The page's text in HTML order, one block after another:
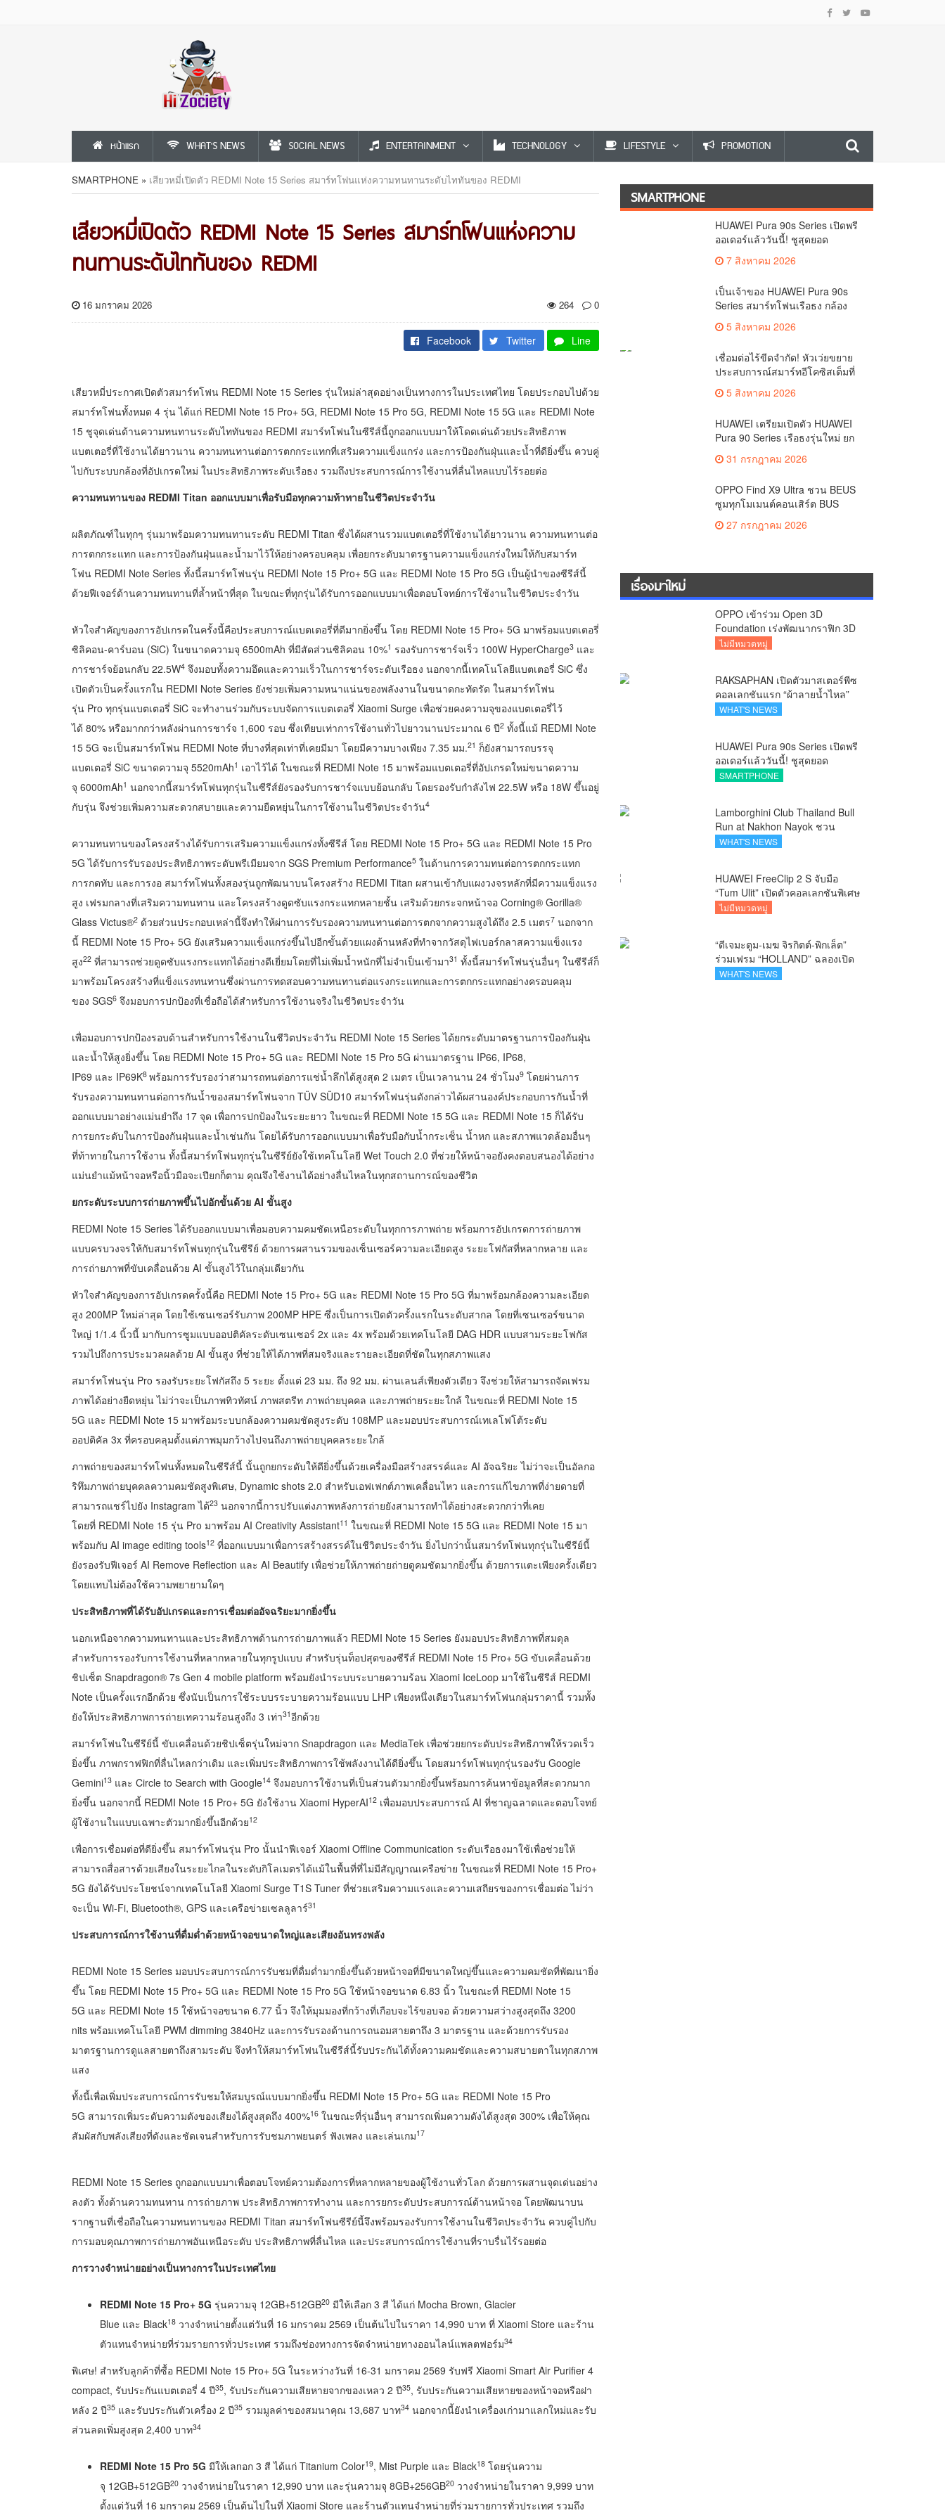
หน้าแรก WHAT'S NEWS SOCIAL NEWS ENTERTAINMENT TECHNOLOGY LIFESTYLE PROMOTION
SMARTPHONE » เสียวหมี่เปิดตัว REDMI Note 15 Series สมาร์ทโฟนแห่งความทนทานระดับไททันของ REDMI
เสียวหมี่เปิดตัว REDMI Note 15 Series สมาร์ทโฟนแห่งความ
ทนทานระดับไททันของ REDMI
16 มกราคม 2026 264 0
Facebook Twitter Line
เสียวหมี่ประกาศเปิดตัวสมาร์ทโฟน REDMI Note 15 Series รุ่นใหม่ล่าสุดอย่างเป็นทางการในประเทศไทย โดยประกอบไปด้วย
สมาร์ทโฟนทั้งหมด 4 รุ่น ได้แก่ REDMI Note 15 Pro+ 5G, REDMI Note 15 Pro 5G, REDMI Note 15 5G และ REDMI Note
15 ชูจุดเด่นด้านความทนทานระดับไททันของ REDMI สมาร์ทโฟนในซีรีส์นี้ถูกออกแบบมาให้โดดเด่นด้วยประสิทธิภาพ
แบตเตอรี่ที่ใช้งานได้ยาวนาน ความทนทานต่อการตกกระแทกที่เสริมความแข็งแกร่ง และการป้องกันฝุ่นและน้ำที่ดียิ่งขึ้น ควบคู่
ไปกับระบบกล้องที่อัปเกรดใหม่ ในประสิทธิภาพระดับเรือธง รวมถึงประสบการณ์การใช้งานที่ลื่นไหลแบบไร้รอยต่อ
ความทนทานของ REDMI Titan ออกแบบมาเพื่อรับมือทุกความท้าทายในชีวิตประจำวัน
ผลิตภัณฑ์ในทุกๆ รุ่นมาพร้อมความทนทานระดับ REDMI Titan ซึ่งได้ผสานรวมแบตเตอรี่ที่ใช้งานได้ยาวนาน ความทนทานต่อ
การตกกระแทก และการป้องกันฝุ่นและน้ำมาไว้ให้อย่างครอบคลุม เพื่อยกระดับมาตรฐานความแข็งแกร่งใหม่ให้กับสมาร์ท
โฟน REDMI Note Series ทั้งนี้สมาร์ทโฟนรุ่น REDMI Note 15 Pro+ 5G และ REDMI Note 15 Pro 5G เป็นผู้นำของซีรีส์นี้
ด้วยฟีเจอร์ด้านความทนทานที่ล้ำหน้าที่สุด ในขณะที่ทุกรุ่นได้รับการออกแบบมาเพื่อตอบโจทย์การใช้งานในชีวิตประจำวัน
หัวใจสำคัญของการอัปเกรดในครั้งนี้คือประสบการณ์แบตเตอรี่ที่ดีมากยิ่งขึ้น โดย REDMI Note 15 Pro+ 5G มาพร้อมแบตเตอรี่
ซิลิคอน-คาร์บอน (SiC) ในขนาดความจุ 6500mAh ที่มีสัดส่วนซิลิคอน 10%1 รองรับการชาร์จเร็ว 100W HyperCharge3 และ
การชาร์จย้อนกลับ 22.5W4 จึงมอบทั้งความอึดและความเร็วในการชาร์จระดับเรือธง นอกจากนี้เทคโนโลยีแบตเตอรี่ SiC ซึ่ง
เปิดตัวเป็นครั้งแรกใน REDMI Note Series ยังช่วยเพิ่มความหนาแน่นของพลังงานในขนาดกะทัดรัด ในสมาร์ทโฟน
รุ่น Pro ทุกรุ่นแบตเตอรี่ SiC จะทำงานร่วมกับระบบจัดการแบตเตอรี่ Xiaomi Surge เพื่อช่วยคงความจุของแบตเตอรี่ไว้
ได้ 80% หรือมากกว่าหลังผ่านการชาร์จ 1,600 รอบ ซึ่งเทียบเท่าการใช้งานทั่วไปยาวนานประมาณ 6 ปี2 ทั้งนี้แม้ REDMI Note
15 5G จะเป็นสมาร์ทโฟน REDMI Note ที่บางที่สุดเท่าที่เคยมีมา โดยมีความบางเพียง 7.35 มม.21 ก็ยังสามารถบรรจุ
แบตเตอรี่ SiC ขนาดความจุ 5520mAh1 เอาไว้ได้ ในขณะที่ REDMI Note 15 มาพร้อมแบตเตอรี่ที่อัปเกรดใหม่ขนาดความ
จุ 6000mAh1 นอกจากนี้สมาร์ทโฟนทุกรุ่นในซีรีส์ยังรองรับการชาร์จแบบย้อนกลับ โดยรองรับกำลังไฟ 22.5W หรือ 18W ขึ้นอยู่
กับรุ่น จึงช่วยเพิ่มความสะดวกสบายและความยืดหยุ่นในการใช้งานในชีวิตประจำวัน4
ความทนทานของโครงสร้างได้รับการเสริมความแข็งแกร่งทั้งซีรีส์ โดย REDMI Note 15 Pro+ 5G และ REDMI Note 15 Pro
5G ได้รับการรับรองประสิทธิภาพระดับพรีเมียมจาก SGS Premium Performance5 ในด้านการความทนต่อการตกกระแทก
การกดทับ และการงอ สมาร์ทโฟนทั้งสองรุ่นถูกพัฒนาบนโครงสร้าง REDMI Titan ผสานเข้ากับแผงวงจรหลักที่มีความแข็งแรง
สูง เฟรมกลางที่เสริมความทนทาน และโครงสร้างดูดซับแรงกระแทกหลายชั้น เสริมด้วยกระจกหน้าจอ Corning® Gorilla®
Glass Victus®2 ด้วยส่วนประกอบเหล่านี้จึงทำให้ผ่านการรับรองความทนทานต่อการตกจากความสูงได้ถึง 2.5 เมตร7 นอกจาก
นี้ REDMI Note 15 Pro+ 5G ยังเสริมความแข็งแกร่งขึ้นไปอีกขั้นด้วยแผงด้านหลังที่ทำจากวัสดุไฟเบอร์กลาสความแข็งแรง
สูง22 ที่สามารถช่วยดูดซับแรงกระแทกได้อย่างดีเยี่ยมโดยที่ไม่เพิ่มน้ำหนักที่ไม่จำเป็นเข้ามา31 ทั้งนี้สมาร์ทโฟนรุ่นอื่นๆ ในซีรีส์ก็
มาพร้อมโครงสร้างที่แข็งแรงทนทานซึ่งผ่านการทดสอบความทนทานต่อแรงกระแทกและการตกกระแทกอย่างครอบคลุม
ของ SGS6 จึงมอบการปกป้องที่เชื่อถือได้สำหรับการใช้งานจริงในชีวิตประจำวัน
เพื่อมอบการปกป้องรอบด้านสำหรับการใช้งานในชีวิตประจำวัน REDMI Note 15 Series ได้ยกระดับมาตรฐานการป้องกันฝุ่น
และน้ำให้สูงยิ่งขึ้น โดย REDMI Note 15 Pro+ 5G และ REDMI Note 15 Pro 5G ผ่านมาตรฐาน IP66, IP68,
IP69 และ IP69K8 พร้อมการรับรองว่าสามารถทนต่อการแช่น้ำลึกได้สูงสุด 2 เมตร เป็นเวลานาน 24 ชั่วโมง9 โดยผ่านการ
รับรองความทนทานต่อการกันน้ำของสมาร์ทโฟนจาก TÜV SÜD10 สมาร์ทโฟนรุ่นดังกล่าวได้ผสานองค์ประกอบการกันน้ำที่
ออกแบบมาอย่างแม่นยำถึง 17 จุด เพื่อการปกป้องในระยะยาว ในขณะที่ REDMI Note 15 5G และ REDMI Note 15 ก็ได้รับ
การยกระดับในการป้องกันฝุ่นและน้ำเช่นกัน โดยได้รับการออกแบบมาเพื่อรับมือกับน้ำกระเซ็น น้ำหก และสภาพแวดล้อมอื่นๆ
ที่ท้าทายในการใช้งาน ทั้งนี้สมาร์ทโฟนทุกรุ่นในซีรีย์ยังใช้เทคโนโลยี Wet Touch 2.0 ที่ช่วยให้หน้าจอยังคงตอบสนองได้อย่าง
แม่นยำแม้หน้าจอหรือนิ้วมือจะเปียกก็ตาม คุณจึงใช้งานได้อย่างลื่นไหลในทุกสถานการณ์ของชีวิต
ยกระดับระบบการถ่ายภาพขึ้นไปอักขั้นด้วย AI ขั้นสูง
REDMI Note 15 Series ได้รับออกแบบมาเพื่อมอบความคมชัดเหนือระดับในทุกการภาพถ่าย พร้อมการอัปเกรดการถ่ายภาพ
แบบครบวงจรให้กับสมาร์ทโฟนทุกรุ่นในซีรีย์ ด้วยการผสานรวมของเซ็นเซอร์ความละเอียดสูง ระยะโฟกัสที่หลากหลาย และ
การถ่ายภาพที่ขับเคลื่อนด้วย AI ขั้นสูงไว้ในกลุ่มเดียวกัน
หัวใจสำคัญของการอัปเกรดครั้งนี้คือ REDMI Note 15 Pro+ 5G และ REDMI Note 15 Pro 5G ที่มาพร้อมกล้องความละเอียด
สูง 200MP ใหม่ล่าสุด โดยใช้เซนเซอร์รับภาพ 200MP HPE ซึ่งเป็นการเปิดตัวครั้งแรกในระดับสากล โดยที่เซนเซอร์ขนาด
ใหญ่ 1/1.4 นิ้วนี้ มากับการซูมแบบออปติคัลระดับเซนเซอร์ 2x และ 4x พร้อมด้วยเทคโนโลยี DAG HDR แบบสามระยะโฟกัส
รวมไปถึงการประมวลผลด้วย AI ขั้นสูง ที่ช่วยให้ได้ภาพที่สมจริงและรายละเอียดที่ชัดในทุกสภาพแสง
สมาร์ทโฟนรุ่น Pro รองรับระยะโฟกัสถึง 5 ระยะ ตั้งแต่ 23 มม. ถึง 92 มม. ผ่านเลนส์เพียงตัวเดียว จึงช่วยให้สามารถจัดเฟรม
ภาพได้อย่างยืดหยุ่น ไม่ว่าจะเป็นภาพทิวทัศน์ ภาพสตรีท ภาพถ่ายบุคคล และภาพถ่ายระยะใกล้ ในขณะที่ REDMI Note 15
5G และ REDMI Note 15 มาพร้อมระบบกล้องความคมชัดสูงระดับ 108MP และมอบประสบการณ์เทเลโฟโต้ระดับ
ออปติคัล 3x ที่ครอบคลุมตั้งแต่ภาพมุมกว้างไปจนถึงภาพถ่ายบุคคลระยะใกล้
ภาพถ่ายของสมาร์ทโฟนทั้งหมดในซีรีส์นี้ นั้นถูกยกระดับให้ดียิ่งขึ้นด้วยเครื่องมือสร้างสรรค์และ AI อัจฉริยะ ไม่ว่าจะเป็นอัลกอ
ริทึมภาพถ่ายบุคคลความคมชัดสูงพิเศษ, Dynamic shots 2.0 สำหรับเอฟเฟกต์ภาพเคลื่อนไหว และการแก้ไขภาพที่ง่ายดายที่
สามารถแชร์ไปยัง Instagram ได้23 นอกจากนี้การปรับแต่งภาพหลังการถ่ายยังสามารถทำได้อย่างสะดวกกว่าที่เคย
โดยที่ REDMI Note 15 รุ่น Pro มาพร้อม AI Creativity Assistant11 ในขณะที่ REDMI Note 15 5G และ REDMI Note 15 มา
พร้อมกับ AI image editing tools12 ที่ออกแบบมาเพื่อการสร้างสรรค์ในชีวิตประจำวัน ยิ่งไปกว่านั้นสมาร์ทโฟนทุกรุ่นในซีรีย์นี้
ยังรองรับฟีเจอร์ AI Remove Reflection และ AI Beautify เพื่อช่วยให้ภาพถ่ายถ่ายดูคมชัดมากยิ่งขึ้น ด้วยการแตะเพียงครั้งเดียว
โดยแทบไม่ต้องใช้ความพยายามใดๆ
ประสิทธิภาพที่ได้รับอัปเกรดและการเชื่อมต่ออัจฉริยะมากยิ่งขึ้น
นอกเหนือจากความทนทานและประสิทธิภาพด้านการถ่ายภาพแล้ว REDMI Note 15 Series ยังมอบประสิทธิภาพที่สมดุล
สำหรับการรองรับการใช้งานที่หลากหลายในทุกรูปแบบ สำหรับรุ่นท็อปสุดของซีรีส์ REDMI Note 15 Pro+ 5G ขับเคลื่อนด้วย
ชิปเซ็ต Snapdragon® 7s Gen 4 mobile platform พร้อมยังนำระบบระบายความร้อน Xiaomi IceLoop มาใช้ในซีรีส์ REDMI
Note เป็นครั้งแรกอีกด้วย ซึ่งนับเป็นการใช้ระบบรระบายความร้อนแบบ LHP เพียงหนึ่งเดียวในสมาร์ทโฟนกลุ่มราคานี้ รวมทั้ง
ยังให้ประสิทธิภาพการถ่ายเทความร้อนสูงถึง 3 เท่า31อีกด้วย
สมาร์ทโฟนในซีรีย์นี้ ขับเคลื่อนด้วยชิปเซ็ตรุ่นใหม่จาก Snapdragon และ MediaTek เพื่อช่วยยกระดับประสิทธิภาพให้รวดเร็ว
ยิ่งขึ้น ภาพกราฟฟิกที่ลื่นไหลกว่าเดิม และเพิ่มประสิทธิภาพการใช้พลังงานได้ดียิ่งขึ้น โดยสมาร์ทโฟนทุกรุ่นรองรับ Google
Gemini13 และ Circle to Search with Google14 จึงมอบการใช้งานที่เป็นส่วนตัวมากยิ่งขึ้นพร้อมการค้นหาข้อมูลที่สะดวกมาก
ยิ่งขึ้น นอกจากนี้ REDMI Note 15 Pro+ 5G ยังใช้งาน Xiaomi HyperAI12 เพื่อมอบประสบการณ์ AI ที่ชาญฉลาดและตอบโจทย์
ผู้ใช้งานในแบบเฉพาะตัวมากยิ่งขึ้นอีกด้วย12
เพื่อการเชื่อมต่อที่ดียิ่งขึ้น สมาร์ทโฟนรุ่น Pro นั้นนำฟีเจอร์ Xiaomi Offline Communication ระดับเรือธงมาใช้เพื่อช่วยให้
สามารถสื่อสารด้วยเสียงในระยะไกลในระดับกิโลเมตรได้แม้ในพื้นที่ที่ไม่มีสัญญาณเครือข่าย ในขณะที่ REDMI Note 15 Pro+
5G ยังได้รับประโยชน์จากเทคโนโลยี Xiaomi Surge T1S Tuner ที่ช่วยเสริมความแรงและความเสถียรของการเชื่อมต่อ ไม่ว่า
จะเป็น Wi-Fi, Bluetooth®, GPS และเครือข่ายเซลลูลาร์31
ประสบการณ์การใช้งานที่ดื่มด่ำด้วยหน้าจอขนาดใหญ่และเสียงอันทรงพลัง
REDMI Note 15 Series มอบประสบการณ์การรับชมที่ดื่มด่ำมากยิ่งขึ้นด้วยหน้าจอที่มีขนาดใหญ่ขึ้นและความคมชัดที่พัฒนายิ่ง
ขึ้น โดย REDMI Note 15 Pro+ 5G และ REDMI Note 15 Pro 5G ใช้หน้าจอขนาด 6.83 นิ้ว ในขณะที่ REDMI Note 15
5G และ REDMI Note 15 ใช้หน้าจอขนาด 6.77 นิ้ว จึงให้มุมมองที่กว้างที่เกือบจะไร้ขอบจอ ด้วยความสว่างสูงสุดถึง 3200
nits พร้อมเทคโนโลยี PWM dimming 3840Hz และการรับรองด้านการถนอมสายตาถึง 3 มาตรฐาน และด้วยการรับรอง
มาตรฐานการดูแลสายตาถึงสามระดับ จึงทำให้สมาร์ทโฟนในซีรีส์นี้รับประกันได้ทั้งความคมชัดและความสบายตาในทุกสภาพ
แสง
ทั้งนี้เพื่อเพิ่มประสบการณ์การรับชมให้สมบูรณ์แบบมากยิ่งขึ้น REDMI Note 15 Pro+ 5G และ REDMI Note 15 Pro
5G สามารถเพิ่มระดับความดังของเสียงได้สูงสุดถึง 400%16 ในขณะที่รุ่นอื่นๆ สามารถเพิ่มความดังได้สูงสุด 300% เพื่อให้คุณ
สัมผัสกับพลังเสียงที่ดังและชัดเจนสำหรับการรับชมภาพยนตร์ ฟังเพลง และเล่นเกม17
REDMI Note 15 Series ถูกออกแบบมาเพื่อตอบโจทย์ความต้องการที่หลากหลายของผู้ใช้งานทั่วโลก ด้วยการผสานจุดเด่นอย่าง
ลงตัว ทั้งด้านความทนทาน การถ่ายภาพ ประสิทธิภาพการทำงาน และการยกระดับประสบการณ์ด้านหน้าจอ โดยพัฒนาบน
รากฐานที่เชื่อถือในความทนทานของ REDMI Titan สมาร์ทโฟนซีรีย์นี้จึงพร้อมรองรับการใช้งานในชีวิตประจำวัน ควบคู่ไปกับ
การมอบคุณภาพการถ่ายภาพอันเหนือระดับ ประสิทธิภาพที่ลื่นไหล และประสบการณ์การใช้งานที่ราบรื่นไร้รอยต่อ
การวางจำหน่ายอย่างเป็นทางการในประเทศไทย
REDMI Note 15 Pro+ 5G รุ่นความจุ 12GB+512GB20 มีให้เลือก 3 สี ได้แก่ Mocha Brown, Glacier
Blue และ Black18 วางจำหน่ายตั้งแต่วันที่ 16 มกราคม 2569 เป็นต้นไปในราคา 14,990 บาท ที่ Xiaomi Store และร้าน
ตัวแทนจำหน่ายที่ร่วมรายการทั่วประเทศ รวมถึงช่องทางการจัดจำหน่ายทางออนไลน์แพลตฟอร์ม34
พิเศษ! สำหรับลูกค้าที่ซื้อ REDMI Note 15 Pro+ 5G ในระหว่างวันที่ 16-31 มกราคม 2569 รับฟรี Xiaomi Smart Air Purifier 4
compact, รับประกันแบตเตอรี่ 4 ปี35, รับประกันความเสียหายจากของเหลว 2 ปี35, รับประกันความเสียหายของหน้าจอหรือฝา
หลัง 2 ปี35 และรับประกันตัวเครื่อง 2 ปี35 รวมมูลค่าของสมนาคุณ 13,687 บาท34 นอกจากนี้ยังนำเครื่องเก่ามาแลกใหม่และรับ
ส่วนลดเพิ่มสูงสุด 2,400 บาท34
REDMI Note 15 Pro 5G มีให้เลnอก 3 สี ได้แก่ Titanium Color19, Mist Purple และ Black18 โดยรุ่นความ
จุ 12GB+512GB20 วางจำหน่ายในราคา 12,990 บาท และรุ่นความจุ 8GB+256GB20 วางจำหน่ายในราคา 9,999 บาท
ตั้งแต่วันที่ 16 มกราคม 2569 เป็นต้นไปในที่ Xiaomi Store และร้านตัวแทนจำหน่ายที่ร่วมรายการทั่วประเทศ รวมถึง
SMARTPHONE
HUAWEI Pura 90s Series เปิดพรี
ออเดอร์แล้ววันนี้! ชูสุดยอด
นวัตกรรมกล้อง พร้อม AI อัจฉริยะ
และ 5G Advanced
7 สิงหาคม 2026
เป็นเจ้าของ HUAWEI Pura 90s
Series สมาร์ทโฟนเรือธง กล้อง
ถ่ายสวยสมจริงทุกระยะ พร้อมของ
สมนาคุณและสิทธิพิเศษสุดคุ้มห้าม
5 สิงหาคม 2026
เชื่อมต่อไร้ขีดจำกัด! หัวเว่ยขยาย
ประสบการณ์สมาร์ทอีโคซิสเต็มที่
สมบูรณ์แบบ ไร้รอยต่อ ครบ จบ ใน
ที่เดียวที่ HUAWEI AppGallery
5 สิงหาคม 2026
HUAWEI เตรียมเปิดตัว HUAWEI
Pura 90 Series เรือธงรุ่นใหม่ ยก
ระดับทุกโมเมนต์สำคัญของชีวิต
ด้วยนวัตกรรมล่าสุด
31 กรกฎาคม 2026
OPPO Find X9 Ultra ชวน BEUS
ซูมทุกโมเมนต์คอนเสิร์ต BUS
LIGHT AS ONE เก็บภาพคมชัดทุก
ระยะ27 กรกฎาคม 2026
เรื่องมาใหม่
OPPO เข้าร่วม Open 3D
Foundation เร่งพัฒนากราฟิก 3D
บนอุปกรณ์มือถือ
ไม่มีหมวดหมู่
RAKSAPHAN เปิดตัวมาสเตอร์พีซ
คอลเลกชันแรก “ผ้าลายน้ำไหล”
ยกระดับภูมิปัญญาท้องถิ่นสู่งาน
WHAT'S NEWS
HUAWEI Pura 90s Series เปิดพรี
ออเดอร์แล้ววันนี้! ชูสุดยอด
นวัตกรรมกล้อง พร้อม AI อัจฉริยะ
SMARTPHONE
Lamborghini Club Thailand Bull
Run at Nakhon Nayok ชวน
คาราวานกระทิงดุ สัมผัสธรรมชาติ
WHAT'S NEWS
HUAWEI FreeClip 2 S จับมือ
“Tum Ulit” เปิดตัวคอลเลกชันพิเศษ
Space Explorer ถ่ายทอดศิลปะบน
ไม่มีหมวดหมู่
“ดีเจมะตูม-เมฆ จิรกิตต์-พิกเล็ต”
ร่วมเฟรม “HOLLAND” ฉลองเปิด
ตัว SELBAN แบรนด์แฟชั่น
WHAT'S NEWS